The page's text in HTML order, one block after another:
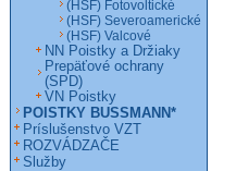
(HSF) Fotovoltické
(HSF) Severoamerické
(HSF) Valcové
NN Poistky a Držiaky
Prepäťové ochrany
(SPD)
VN Poistky
POISTKY BUSSMANN*
Príslušenstvo VZT
ROZVÁDZAČE
Služby